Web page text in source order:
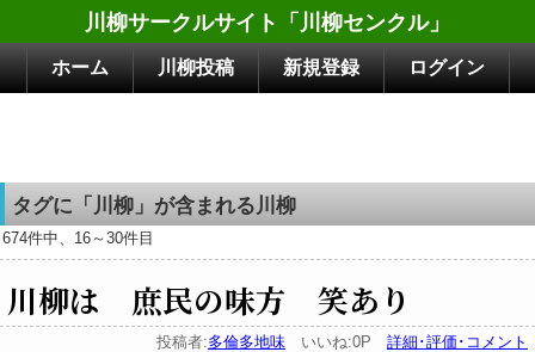
川柳サークルサイト「川柳センクル」
ホーム 川柳投稿 新規登録 ログイン
タグに「川柳」が含まれる川柳
674件中、16～30件目
川柳は 庶民の味方 笑あり
投稿者:多倫多地味 いいね:0P 詳細･評価･コメント